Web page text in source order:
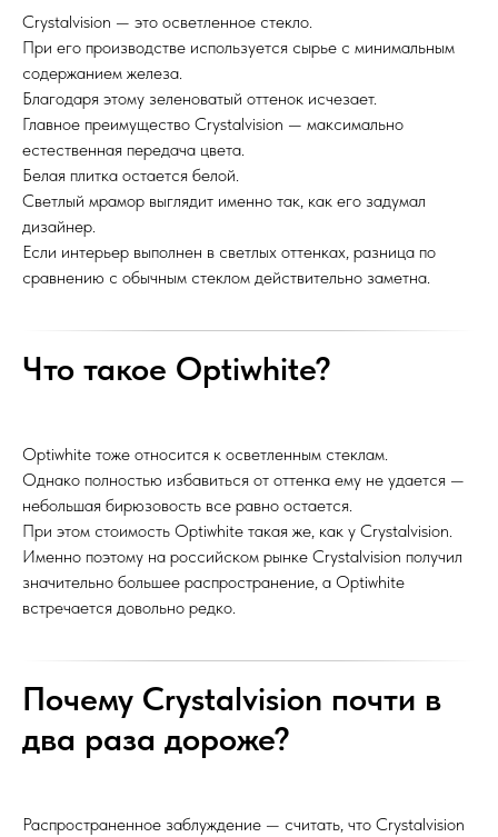
Crystalvision — это осветленное стекло.
При его производстве используется сырье с минимальным
содержанием железа.
Благодаря этому зеленоватый оттенок исчезает.
Главное преимущество Crystalvision — максимально
естественная передача цвета.
Белая плитка остается белой.
Светлый мрамор выглядит именно так, как его задумал
дизайнер.
Если интерьер выполнен в светлых оттенках, разница по
сравнению с обычным стеклом действительно заметна.
Что такое Optiwhite?
Optiwhite тоже относится к осветленным стеклам.
Однако полностью избавиться от оттенка ему не удается —
небольшая бирюзовость все равно остается.
При этом стоимость Optiwhite такая же, как у Crystalvision.
Именно поэтому на российском рынке Crystalvision получил
значительно большее распространение, а Optiwhite
встречается довольно редко.
Почему Crystalvision почти в
два раза дороже?
Распространенное заблуждение — считать, что Crystalvision